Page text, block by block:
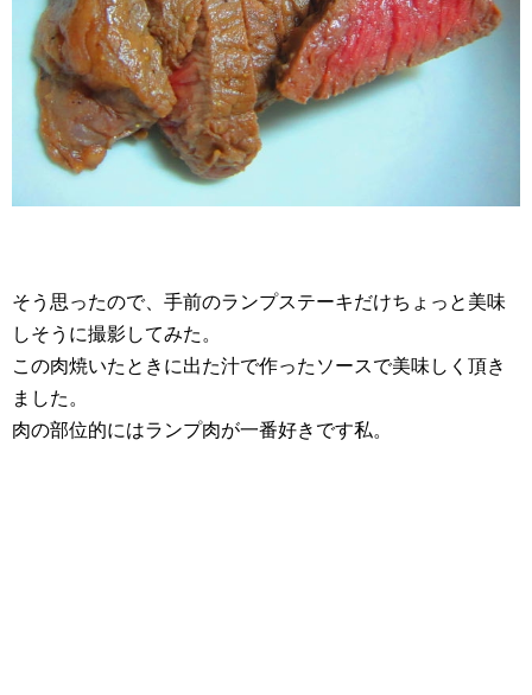
そう思ったので、手前のランプステーキだけちょっと美味
しそうに撮影してみた。
この肉焼いたときに出た汁で作ったソースで美味しく頂き
ました。
肉の部位的にはランプ肉が一番好きです私。